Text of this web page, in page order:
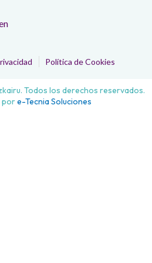
Política de Cookies
Todos los derechos reservados.
pore-Tecnia Soluciones